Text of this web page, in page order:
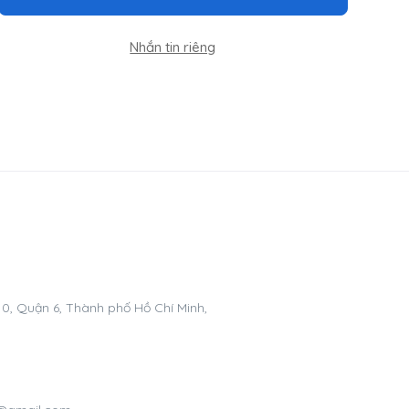
Nhắn tin riêng
Quận 6, Thành phố Hồ Chí Minh,